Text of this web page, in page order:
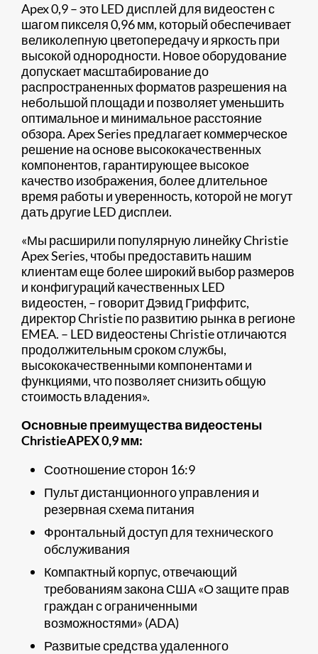
Apex 0,9 – это LED дисплей для видеостен с
шагом пикселя 0,96 мм, который обеспечивает
великолепную цветопередачу и яркость при
высокой однородности. Новое оборудование
допускает масштабирование до
распространенных форматов разрешения на
небольшой площади и позволяет уменьшить
оптимальное и минимальное расстояние
обзора. Apex Series предлагает коммерческое
решение на основе высококачественных
компонентов, гарантирующее высокое
качество изображения, более длительное
время работы и уверенность, которой не могут
дать другие LED дисплеи.
«Мы расширили популярную линейку Christie
Apex Series, чтобы предоставить нашим
клиентам еще более широкий выбор размеров
и конфигураций качественных LED
видеостен, – говорит Дэвид Гриффитс,
директор Christie по развитию рынка в регионе
EMEA. – LED видеостены Christie отличаются
продолжительным сроком службы,
высококачественными компонентами и
функциями, что позволяет снизить общую
стоимость владения».
Основные преимущества видеостены
ChristieAPEX0,9 мм:
Соотношение сторон 16:9
Пульт дистанционного управления и
резервная схема питания
Фронтальный доступ для технического
обслуживания
Компактный корпус, отвечающий
требованиям закона США «О защите прав
граждан с ограниченными
возможностями» (ADA)
Развитые средства удаленного